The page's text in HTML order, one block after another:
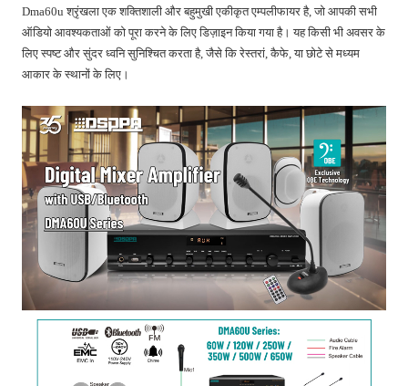
Dma60u श्रृंखला एक शक्तिशाली और बहुमुखी एकीकृत एम्पलीफायर है, जो आपकी सभी
ऑडियो आवश्यकताओं को पूरा करने के लिए डिज़ाइन किया गया है। यह किसी भी अवसर के
लिए स्पष्ट और सुंदर ध्वनि सुनिश्चित करता है, जैसे कि रेस्तरां, कैफे, या छोटे से मध्यम
आकार के स्थानों के लिए।